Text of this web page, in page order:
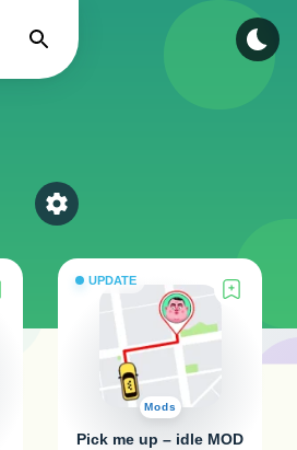
Find
Select a category
UPDATE
Mods
Pick me up – idle MOD